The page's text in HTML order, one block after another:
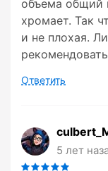
объема общий
хромает. Так
и не плохая.
Ответить
5 лет